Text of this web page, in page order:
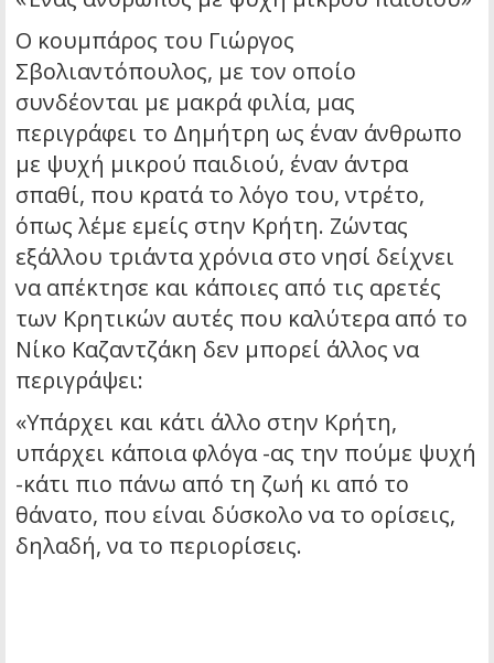
Ο κουμπάρος του Γιώργος
Σβολιαντόπουλος, με τον οποίο
συνδέονται με μακρά φιλία, μας
περιγράφει το Δημήτρη ως έναν άνθρωπο
με ψυχή μικρού παιδιού, έναν άντρα
σπαθί, που κρατά το λόγο του, ντρέτο,
όπως λέμε εμείς στην Κρήτη. Ζώντας
εξάλλου τριάντα χρόνια στο νησί δείχνει
να απέκτησε και κάποιες από τις αρετές
των Κρητικών αυτές που καλύτερα από το
Νίκο Καζαντζάκη δεν μπορεί άλλος να
περιγράψει:
«Υπάρχει και κάτι άλλο στην Κρήτη,
υπάρχει κάποια φλόγα -ας την πούμε ψυχή
-κάτι πιο πάνω από τη ζωή κι από το
θάνατο, που είναι δύσκολο να το ορίσεις,
δηλαδή, να το περιορίσεις.